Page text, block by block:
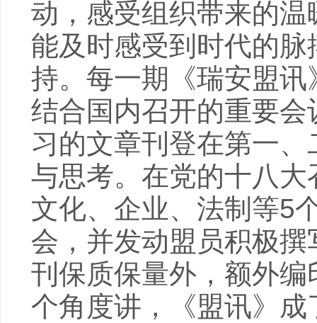
动，感受组织带来的
能及时感受到时代的
持。每一期《瑞安盟
结合国内召开的重要
习的文章刊登在第一
与思考。在党的十八
文化、企业、法制等5
会，并发动盟员积极
刊保质保量外，额外
个角度讲，《盟讯》